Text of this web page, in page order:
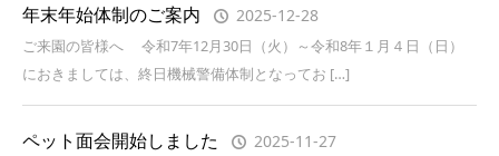
年末年始体制のご案内 2025-12-28
ご来園の皆様へ 令和7年12月30日（火）～令和8年１月４日（日）
におきましては、終日機械警備体制となってお […]
ペット面会開始しました 2025-11-27